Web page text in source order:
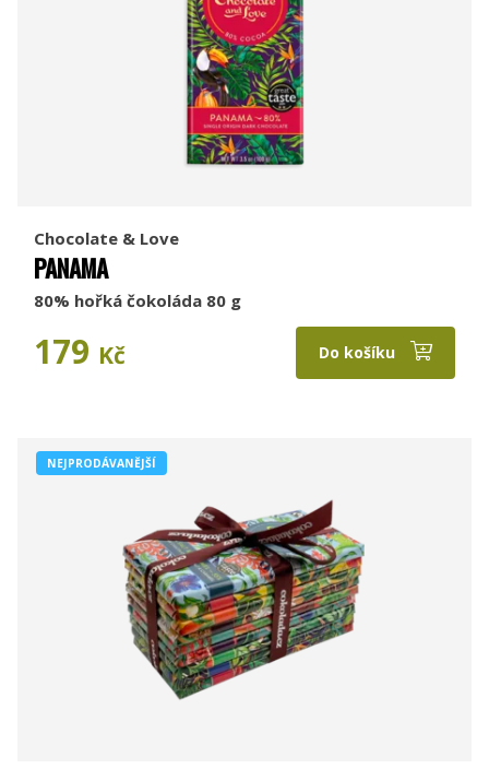
Chocolate & Love
PANAMA
80% hořká čokoláda 80 g
179 Kč Do košíku
NEJPRODÁVANĚJŠÍ